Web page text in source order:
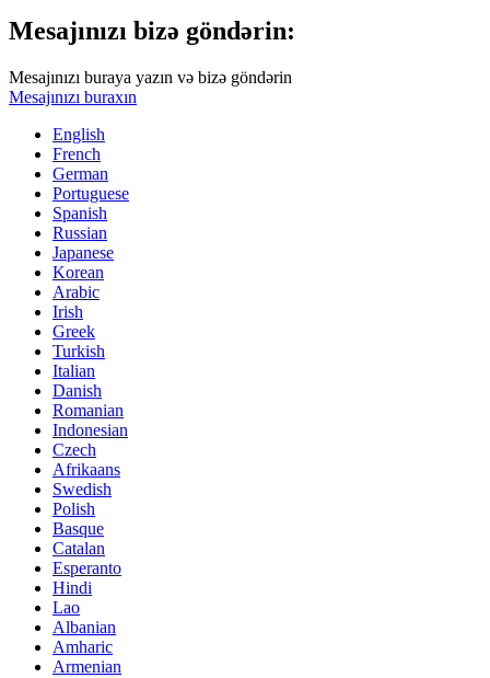
Mesajınızı bizə göndərin:
Mesajınızı buraya yazın və bizə göndərin
Mesajınızı buraxın
English
French
German
Portuguese
Spanish
Russian
Japanese
Korean
Arabic
Irish
Greek
Turkish
Italian
Danish
Romanian
Indonesian
Czech
Afrikaans
Swedish
Polish
Basque
Catalan
Esperanto
Hindi
Lao
Albanian
Amharic
Armenian